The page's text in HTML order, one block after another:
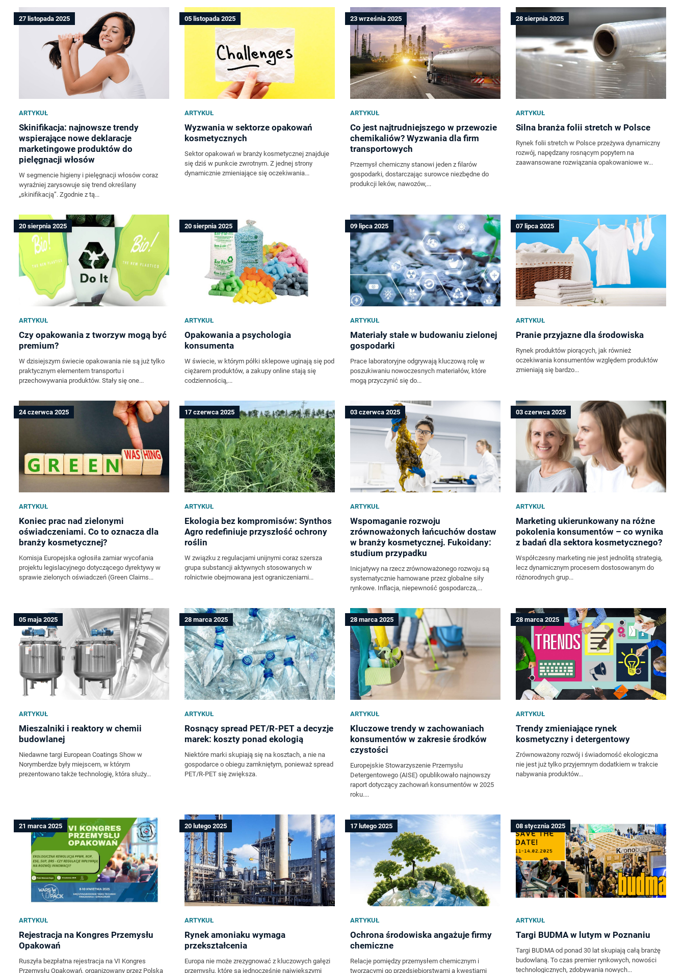
27 listopada 2025
ARTYKUŁ
Skinifikacja: najnowsze trendy
wspierające nowe deklaracje
marketingowe produktów do
pielęgnacji włosów
W segmencie higieny i pielęgnacji włosów coraz
wyraźniej zarysowuje się trend określany
„skinifikacją”. Zgodnie z tą...
05 listopada 2025
ARTYKUŁ
Wyzwania w sektorze opakowań
kosmetycznych
Sektor opakowań w branży kosmetycznej znajduje
się dziś w punkcie zwrotnym. Z jednej strony
dynamicznie zmieniające się oczekiwania...
23 września 2025
ARTYKUŁ
Co jest najtrudniejszego w przewozie
chemikaliów? Wyzwania dla firm
transportowych
Przemysł chemiczny stanowi jeden z filarów
gospodarki, dostarczając surowce niezbędne do
produkcji leków, nawozów,...
28 sierpnia 2025
ARTYKUŁ
Silna branża folii stretch w Polsce
Rynek folii stretch w Polsce przeżywa dynamiczny
rozwój, napędzany rosnącym popytem na
zaawansowane rozwiązania opakowaniowe w...
20 sierpnia 2025
ARTYKUŁ
Czy opakowania z tworzyw mogą być
premium?
W dzisiejszym świecie opakowania nie są już tylko
praktycznym elementem transportu i
przechowywania produktów. Stały się one...
20 sierpnia 2025
ARTYKUŁ
Opakowania a psychologia
konsumenta
W świecie, w którym półki sklepowe uginają się pod
ciężarem produktów, a zakupy online stają się
codziennością,...
09 lipca 2025
ARTYKUŁ
Materiały stałe w budowaniu zielonej
gospodarki
Prace laboratoryjne odgrywają kluczową rolę w
poszukiwaniu nowoczesnych materiałów, które
mogą przyczynić się do...
07 lipca 2025
ARTYKUŁ
Pranie przyjazne dla środowiska
Rynek produktów piorących, jak również
oczekiwania konsumentów względem produktów
zmieniają się bardzo...
24 czerwca 2025
ARTYKUŁ
Koniec prac nad zielonymi
oświadczeniami. Co to oznacza dla
branży kosmetycznej?
Komisja Europejska ogłosiła zamiar wycofania
projektu legislacyjnego dotyczącego dyrektywy w
sprawie zielonych oświadczeń (Green Claims...
17 czerwca 2025
ARTYKUŁ
Ekologia bez kompromisów: Synthos
Agro redefiniuje przyszłość ochrony
roślin
W związku z regulacjami unijnymi coraz szersza
grupa substancji aktywnych stosowanych w
rolnictwie obejmowana jest ograniczeniami...
03 czerwca 2025
ARTYKUŁ
Wspomaganie rozwoju
zrównoważonych łańcuchów dostaw
w branży kosmetycznej. Fukoidany:
studium przypadku
Inicjatywy na rzecz zrównoważonego rozwoju są
systematycznie hamowane przez globalne siły
rynkowe. Inflacja, niepewność gospodarcza,...
03 czerwca 2025
ARTYKUŁ
Marketing ukierunkowany na różne
pokolenia konsumentów – co wynika
z badań dla sektora kosmetycznego?
Współczesny marketing nie jest jednolitą strategią,
lecz dynamicznym procesem dostosowanym do
różnorodnych grup...
05 maja 2025
ARTYKUŁ
Mieszalniki i reaktory w chemii
budowlanej
Niedawne targi European Coatings Show w
Norymberdze były miejscem, w którym
prezentowano także technologię, która służy...
28 marca 2025
ARTYKUŁ
Rosnący spread PET/R-PET a decyzje
marek: koszty ponad ekologią
Niektóre marki skupiają się na kosztach, a nie na
gospodarce o obiegu zamkniętym, ponieważ spread
PET/R-PET się zwiększa.
28 marca 2025
ARTYKUŁ
Kluczowe trendy w zachowaniach
konsumentów w zakresie środków
czystości
Europejskie Stowarzyszenie Przemysłu
Detergentowego (AISE) opublikowało najnowszy
raport dotyczący zachowań konsumentów w 2025
roku....
28 marca 2025
ARTYKUŁ
Trendy zmieniające rynek
kosmetyczny i detergentowy
Zrównoważony rozwój i świadomość ekologiczna
nie jest już tylko przyjemnym dodatkiem w trakcie
nabywania produktów...
21 marca 2025
ARTYKUŁ
Rejestracja na Kongres Przemysłu
Opakowań
Ruszyła bezpłatna rejestracja na VI Kongres
Przemysłu Opakowań, organizowany przez Polską
20 lutego 2025
ARTYKUŁ
Rynek amoniaku wymaga
przekształcenia
Europa nie może zrezygnować z kluczowych gałęzi
przemysłu, które są jednocześnie największymi
17 lutego 2025
ARTYKUŁ
Ochrona środowiska angażuje firmy
chemiczne
Relacje pomiędzy przemysłem chemicznym i
tworzącymi go przedsiębiorstwami a kwestiami
08 stycznia 2025
ARTYKUŁ
Targi BUDMA w lutym w Poznaniu
Targi BUDMA od ponad 30 lat skupiają całą branżę
budowlaną. To czas premier rynkowych, nowości
technologicznych, zdobywania nowych...